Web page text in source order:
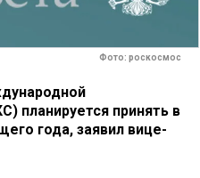
Фото: роскосмос
планируется принять в
года, заявил вице-